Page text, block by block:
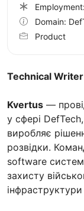
Technical
Kvertus —
у сфері
виробляє
розвідки.
software
захисту
інфраструктури
Domain:
Product